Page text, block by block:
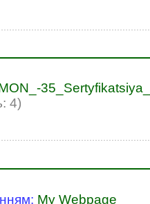
4)
My Webpage